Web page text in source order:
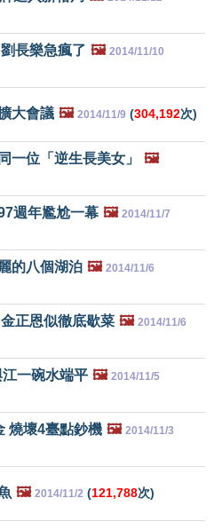
長樂急瘋了 🖼️ 2014/11/10
大會議 🖼️ 2014/11/9 (304,192次)
一位「逆生長美女」 🖼️
週年尷尬一幕 🖼️ 2014/11/7
的八個湖泊 🖼️ 2014/11/6
正恩似徹底歇菜 🖼️ 2014/11/6
一碗水端平 🖼️ 2014/11/5
燒壞4臺點鈔機 🖼️ 2014/11/3
🖼️ 2014/11/2 (121,788次)